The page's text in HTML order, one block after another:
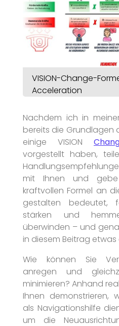
VISION-Change-
Acceleration
Nachdem ich in
bereits die Grundlagen
einige VISION
vorgestellt haben,
mit Ihnen und
kraftvollen Formel an
gestalten bedeutet,
stärken und
überwinden – und
in diesem Beitrag
Wie können Sie
anregen und
minimieren? Anhand
Ihnen demonstrieren,
als Navigationshilfe
um die